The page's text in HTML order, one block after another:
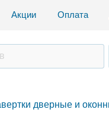
Акции Оплата
дверные и